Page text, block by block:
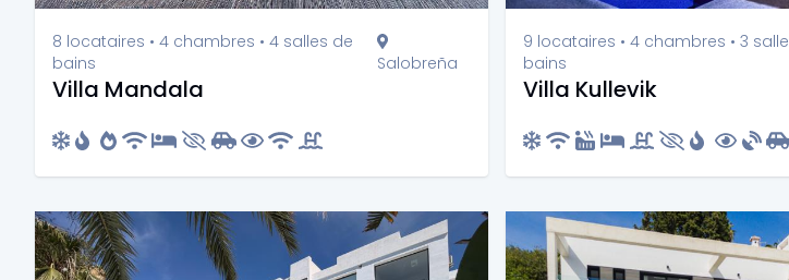
8 locataires • 4 chambres • 4 salles de
bains
Salobreña
Villa Mandala
9 locataires • 4 chambres • 3
bains
Villa Kullevik